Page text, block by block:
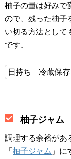
柚子の量は好みで
ので、残った柚子
い切る方法として
です。
日持ち：冷蔵保存
柚子ジャム
調理する余裕があ
「 柚子ジャム 」に